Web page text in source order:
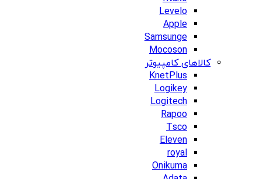
Levelo
Apple
Samsunge
Mocoson
کالاهای کامپیوتر
KnetPlus
Logikey
Logitech
Rapoo
Tsco
Eleven
royal
Onikuma